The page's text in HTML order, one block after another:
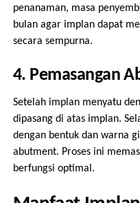
penanaman, masa
bulan agar implan dapat
secara sempurna.
4. Pemasangan
Setelah implan menyatu
dipasang di atas implan.
dengan bentuk dan warna
abutment. Proses ini
berfungsi optimal.